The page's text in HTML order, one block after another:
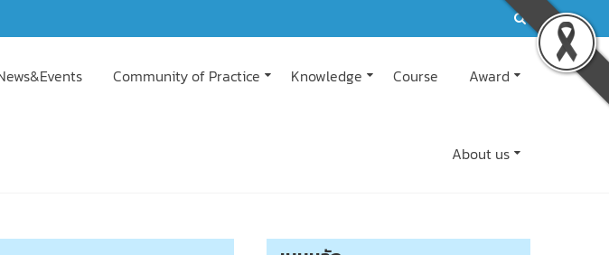
Community of Practice Knowledge Course Award
About us